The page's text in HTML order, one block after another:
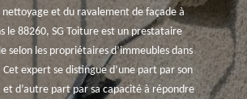
et du ravalement de façade à
le 88260, SG Toiture est un prestataire
selon les propriétaires d’immeubles dans
expert se distingue d’une part par son
et d’autre part par sa capacité à répondre